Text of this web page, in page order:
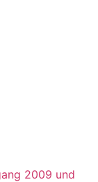
2009 und